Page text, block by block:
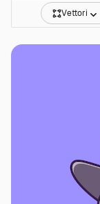
Vettori